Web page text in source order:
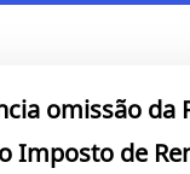
omissão da
Imposto de